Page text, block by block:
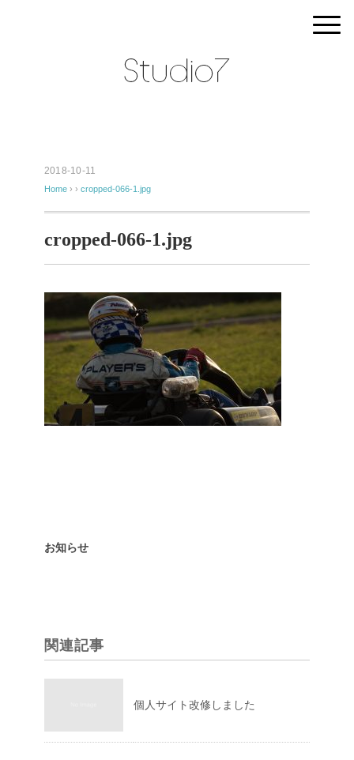
2018-10-11
Home › › cropped-066-1.jpg
cropped-066-1.jpg
お知らせ
関連記事
個人サイト改修しました